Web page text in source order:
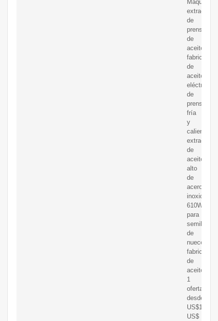
Máquina
extractora
de
prensa
de
aceite,
fabricante
de
aceite
eléctrico
de
prensa
fría
y
caliente,
extractor
de
aceite
alto
de
acero
inoxidable
610W
para
semillas
de
nueces,
fabricante
de
aceite
1
oferta
desde
US$18900
US$